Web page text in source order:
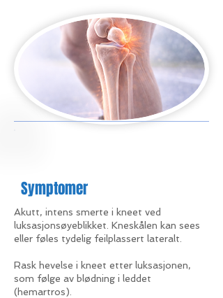
Symptomer
Akutt, intens smerte i kneet ved
luksasjonsøyeblikket. Kneskålen kan sees
eller føles tydelig feilplassert lateralt.
Rask hevelse i kneet etter luksasjonen,
som følge av blødning i leddet
(hemartros).